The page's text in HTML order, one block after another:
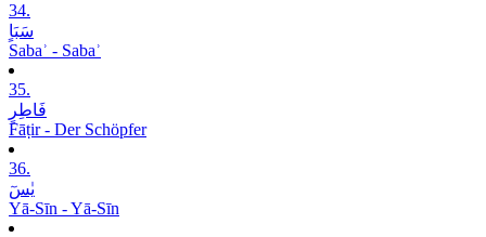
34.
سَبَاٍ
Sabaʾ - Sabaʾ
35.
فَاطِرٍ
Fāṭir - Der Schöpfer
36.
یٰسٓ
Yā-Sīn - Yā-Sīn